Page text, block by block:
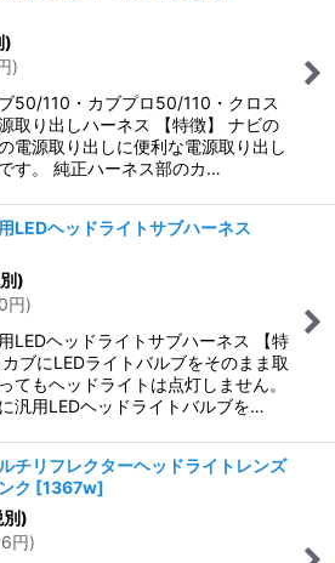
)
)
50/110・カブプロ50/110・クロス
取り出しハーネス 【特徴】 ナビの
電源取り出しに便利な電源取り出し
す。 純正ハーネス部のカ…
LEDヘッドライトサブハーネス
)
円)
LEDヘッドライトサブハーネス 【特
ブにLEDライトバルブをそのまま取
てもヘッドライトは点灯しません。
汎用LEDヘッドライトバルブを…
チリフレクターヘッドライトレンズ
ク [1367w]
別)
円)